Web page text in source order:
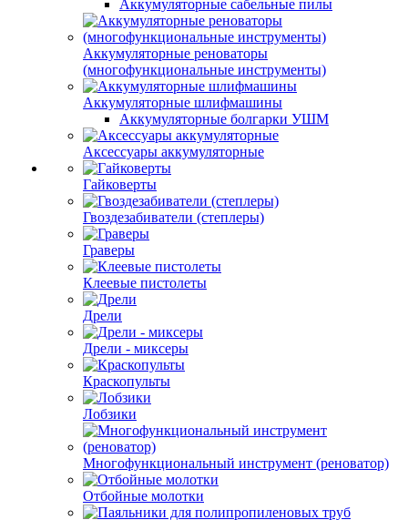
Аккумуляторные сабельные пилы
Аккумуляторные реноваторы
(многофункциональные инструменты)
Аккумуляторные шлифмашины
Аккумуляторные болгарки УШМ
Аксессуары аккумуляторные
Гайковерты
Гвоздезабиватели (степлеры)
Граверы
Клеевые пистолеты
Дрели
Дрели - миксеры
Краскопульты
Лобзики
Многофункциональный инструмент (реноватор)
Отбойные молотки